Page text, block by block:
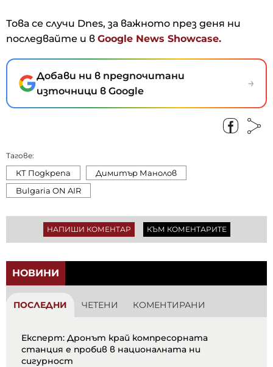
Това се случи Dnes, за важното през деня ни
последвайте и в Google News Showcase.
Добави ни в предпочитани
източници в Google
→
Тагове:
КТ Подкрепа
Димитър Манолов
Bulgaria ON AIR
НАПИШИ КОМЕНТАР КЪМ КОМЕНТАРИТЕ
НОВИНИ
ПОСЛЕДНИ ЧЕТЕНИ КОМЕНТИРАНИ
Експерт: Дронът край компресорната
станция е пробив в националната ни
сигурност